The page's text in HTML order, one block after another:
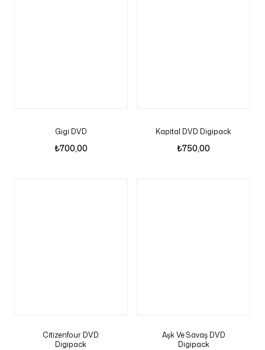
Gigi DVD
₺700,00
Kapital DVD Digipack
₺750,00
Citizenfour DVD
Digipack
Aşk Ve Savaş DVD
Digipack